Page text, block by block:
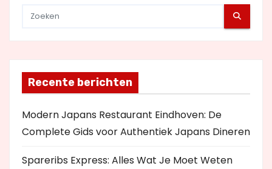
Recente berichten
Modern Japans Restaurant Eindhoven: De
Complete Gids voor Authentiek Japans Dineren
Spareribs Express: Alles Wat Je Moet Weten